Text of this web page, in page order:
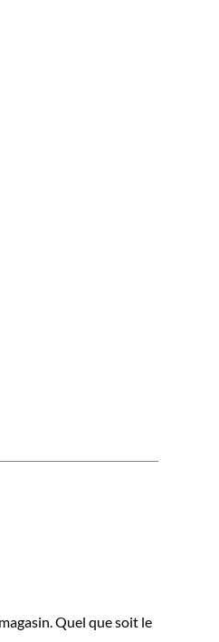
Quel que soit le